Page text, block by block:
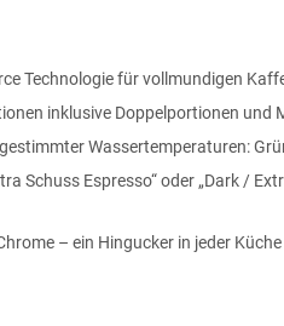
Technologie für vollmundigen
inklusive Doppelportionen und
Wassertemperaturen:
Schuss Espresso“ oder „Dark /
– ein Hingucker in jeder Küche